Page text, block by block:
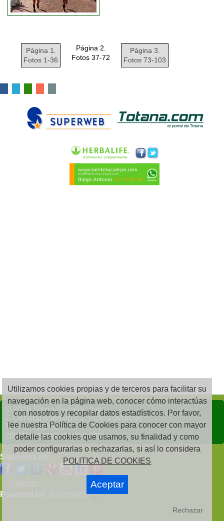
Página 1.
Fotos 1-36
Página 2.
Fotos 37-72
Página 3.
Fotos 73-103
© 2026 Sierra Espuña Viva
C General Asensio n 2 Totana (Murcia)
Telf.:679606354
info@sierraespunaviva.com
Síguenos en:
Powered by:
Utilizamos cookies propias y de terceros para facilitar su
navegación en la página web, conocer cómo interactúas
con nosotros y recopilar datos estadísticos. Por favor,
lee nuestra Política de Cookies para conocer con mayor
detalle las cookies que usamos, su finalidad y como
poder configurarlas o rechazarlas, si así lo considera
POLITICA DE COOKIES
Aceptar
Rechazar